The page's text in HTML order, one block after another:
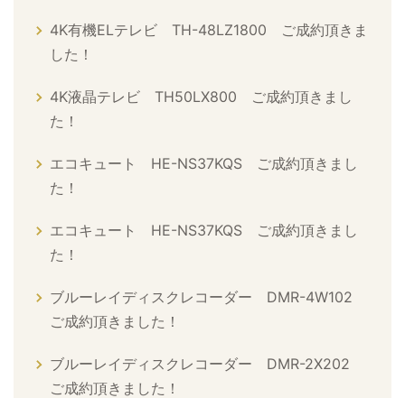
4K有機ELテレビ TH-48LZ1800 ご成約頂きま
した！
4K液晶テレビ TH50LX800 ご成約頂きまし
た！
エコキュート HE-NS37KQS ご成約頂きまし
た！
エコキュート HE-NS37KQS ご成約頂きまし
た！
ブルーレイディスクレコーダー DMR-4W102
ご成約頂きました！
ブルーレイディスクレコーダー DMR-2X202
ご成約頂きました！